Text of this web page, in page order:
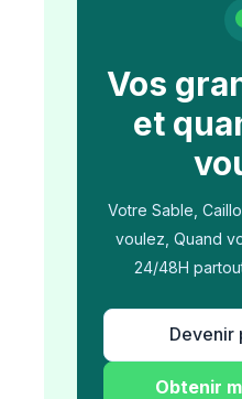
Vos
et
Votre Sable,
voulez, Quand
24/48H
Devenir
Obtenir